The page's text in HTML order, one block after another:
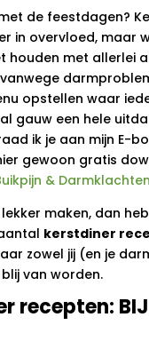
de feestdagen?
in overvloed, maar
houden met allerlei
opstellen waar
gauw een hele
ik je aan mijn E-
gewoon gratis
& Darmklachten
maken, dan
kerstdiner
zowel jij (en je
van worden.
recepten: BIJ